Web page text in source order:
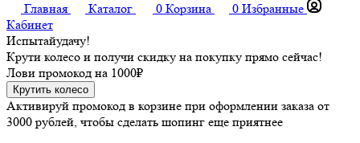
Главная
Каталог 0 Корзина 0 Избранные
Кабинет
Испытайудачу!
Крути колесо и получи скидку на покупку прямо сейчас!
Лови промокод на 1000₽
Крутить колесо
Активируй промокод в корзине при оформлении заказа от
3000 рублей, чтобы сделать шопинг еще приятнее